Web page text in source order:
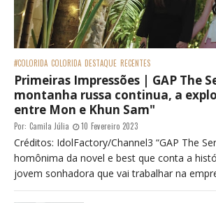
#COLORIDA COLORIDA DESTAQUE RECENTES
Primeiras Impressões | GAP The
montanha russa continua, a
entre Mon e Khun Sam"
Por: Camila Júlia 10 Fevereiro 2023
Créditos: IdolFactory/Channel3 “GAP The
homônima da novel e best que conta a
jovem sonhadora que vai trabalhar na